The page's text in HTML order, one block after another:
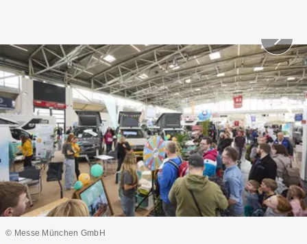
© Messe München GmbH